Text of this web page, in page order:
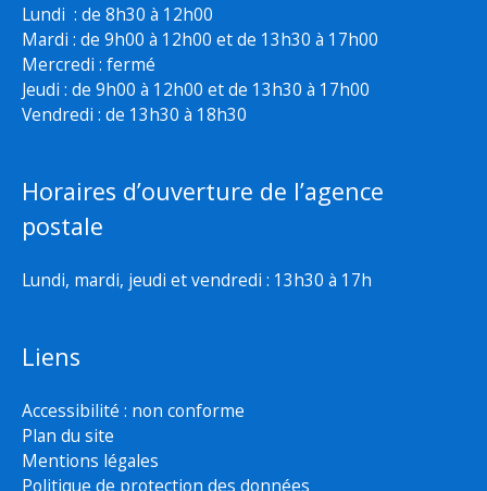
Lundi : de 8h30 à 12h00
Mardi : de 9h00 à 12h00 et de 13h30 à 17h00
Mercredi : fermé
Jeudi : de 9h00 à 12h00 et de 13h30 à 17h00
Vendredi : de 13h30 à 18h30
Horaires d’ouverture de l’agence
postale
Lundi, mardi, jeudi et vendredi : 13h30 à 17h
Liens
Accessibilité : non conforme
Plan du site
Mentions légales
Politique de protection des données